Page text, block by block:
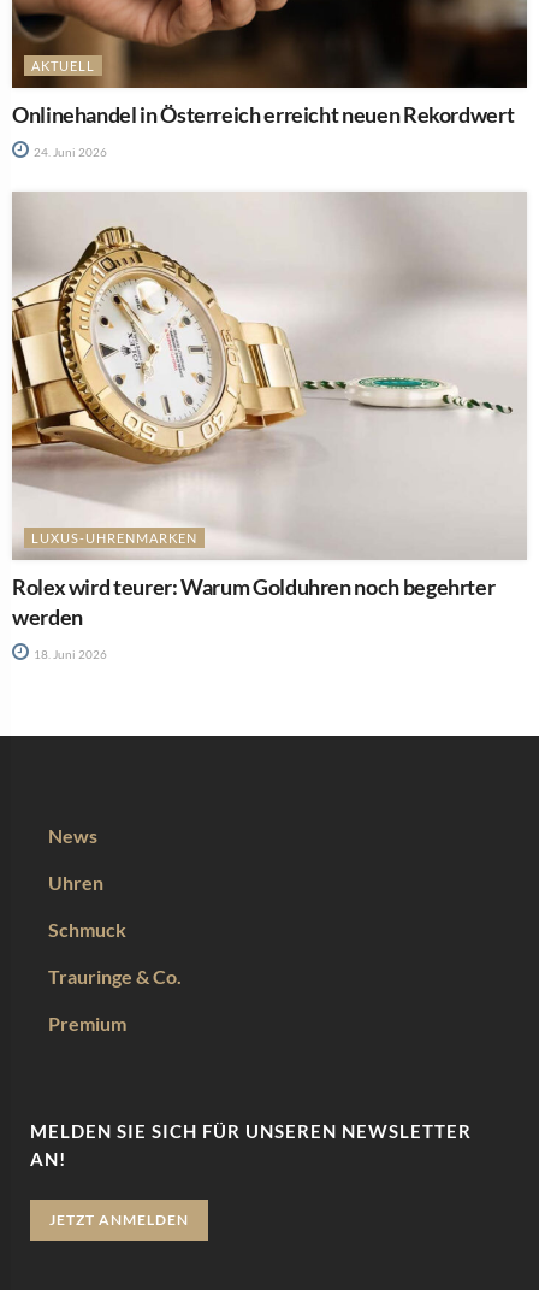
AKTUELL
Onlinehandel in Österreich erreicht neuen Rekordwert
24. Juni 2026
LUXUS-UHRENMARKEN
Rolex wird teurer: Warum Golduhren noch begehrter
werden
18. Juni 2026
News
Uhren
Schmuck
Trauringe & Co.
Premium
MELDEN SIE SICH FÜR UNSEREN NEWSLETTER
AN!
JETZT ANMELDEN